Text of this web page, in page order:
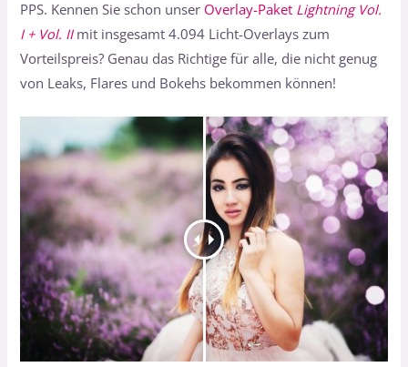
PPS. Kennen Sie schon unser Overlay-Paket Lightning Vol.
I + Vol. IImit insgesamt 4.094 Licht-Overlays zum
Vorteilspreis? Genau das Richtige für alle, die nicht genug
von Leaks, Flares und Bokehs bekommen können!